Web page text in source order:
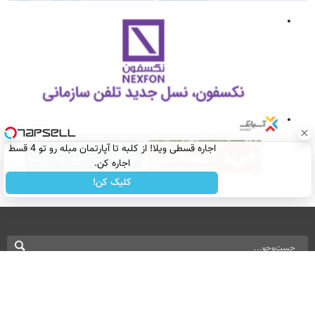
اجاره‌ قسطی ویلا! از کلبه تا آپارتمان مبله رو تو 4 قسط
اجاره کن.
کلیک کن!